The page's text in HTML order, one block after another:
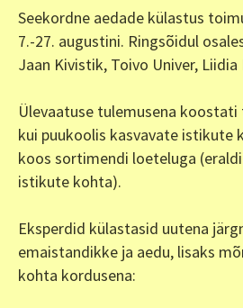
Seekordne aedade külastus
7.-27. augustini. Ringsõidul
Jaan Kivistik, Toivo Univer, Liidia
Ülevaatuse tulemusena
kui puukoolis kasvavate istikute
koos sortimendi loeteluga
istikute kohta).
Eksperdid külastasid uutena
emaistandikke ja aedu, lisaks
kohta kordusena: